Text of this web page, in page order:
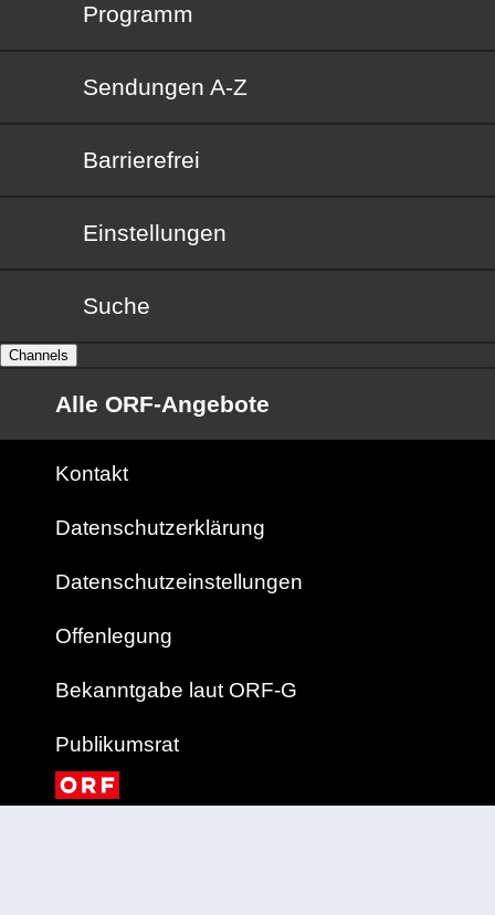
Programm
Sendungen von A bis Z
Sendungen A-Z
Barrierefrei
Barrierefrei
Einstellungen
Suche
Channels
Alle ORF-Angebote
Kontakt
Datenschutzerklärung
Datenschutzeinstellungen
Offenlegung
Bekanntgabe laut ORF-G
Publikumsrat